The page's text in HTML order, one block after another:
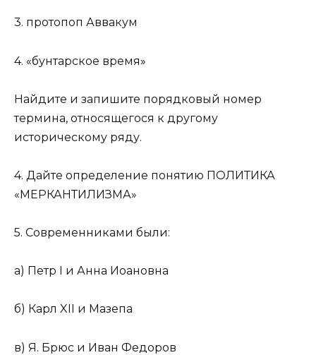
3. протопоп Аввакум
4. «бунтарское время»
Найдите и запишите порядковый номер
термина, относящегося к другому
историческому ряду.
4. Дайте определение понятию ПОЛИТИКА
«МЕРКАНТИЛИЗМА»
5. Современниками были:
а) Петр I и Анна Иоановна
б) Карл XII и Мазепа
в) Я. Брюс и Иван Федоров